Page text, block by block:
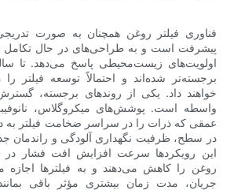
فناوری فیلتر روغن همچنان به صورت
پیشرفت است و به طراحی‌های در حال تکامل
برجسته‌تر شده‌اند و احتمالاً توسعه فیلتر
خواهند داد. یکی از روندهای برجسته،
واسطه است. پوشش‌های میکروگلاس،
عمقی که ذرات را در سراسر ضخامت فیلتر به
در سطح، ظرفیت نگهداری آلودگی و راندمان
این رویکردها سرعت افزایش افت فشار
روغن را کاهش می‌دهند و به فیلترها
جریان، مدت زمان بیشتری مؤثر باقی